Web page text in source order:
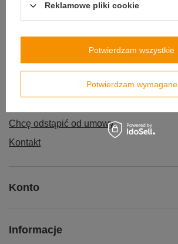
Zamówienia
Status zamówienia
Śledzenie przesyłki
Chcę odstąpić od umowy
Kontakt
Konto
Informacje
Reklamowe pliki cookie
Potwierdzam wymagane
Potwierdzam wszystkie